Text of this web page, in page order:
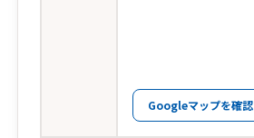
Googleマップを確認